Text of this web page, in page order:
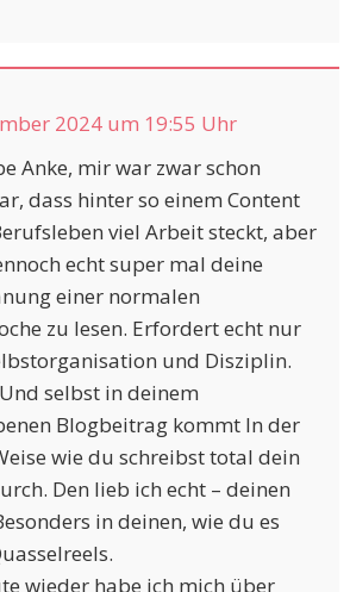
2024 um 19:55 Uhr
Anke, mir war zwar schon
dass hinter so einem Content
viel Arbeit steckt, aber
echt super mal deine
einer normalen
zu lesen. Erfordert echt nur
und Disziplin.
selbst in deinem
Blogbeitrag kommt In der
wie du schreibst total dein
Den lieb ich echt – deinen
in deinen, wie du es
wieder habe ich mich über